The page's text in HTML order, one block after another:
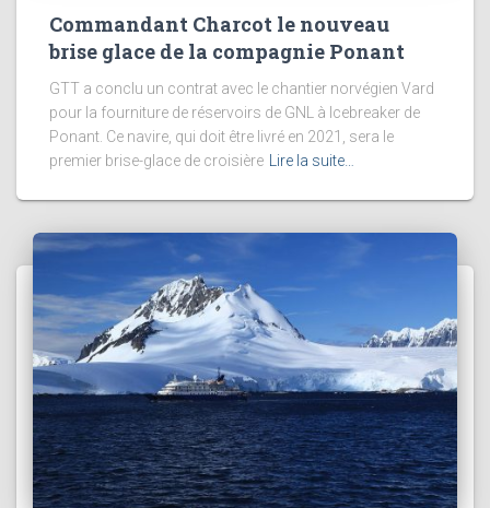
Commandant Charcot le nouveau
brise glace de la compagnie Ponant
GTT a conclu un contrat avec le chantier norvégien Vard
pour la fourniture de réservoirs de GNL à Icebreaker de
Ponant. Ce navire, qui doit être livré en 2021, sera le
premier brise-glace de croisière Lire la suite…